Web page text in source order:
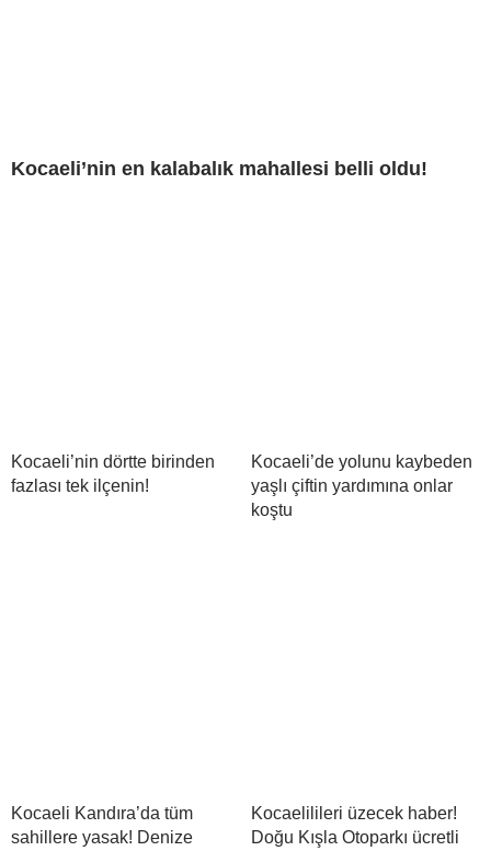
Kocaeli’nin en kalabalık mahallesi belli oldu!
Kocaeli’nin dörtte birinden
fazlası tek ilçenin!
Kocaeli’de yolunu kaybeden
yaşlı çiftin yardımına onlar
koştu
Kocaeli Kandıra’da tüm
sahillere yasak! Denize
Kocaelilileri üzecek haber!
Doğu Kışla Otoparkı ücretli